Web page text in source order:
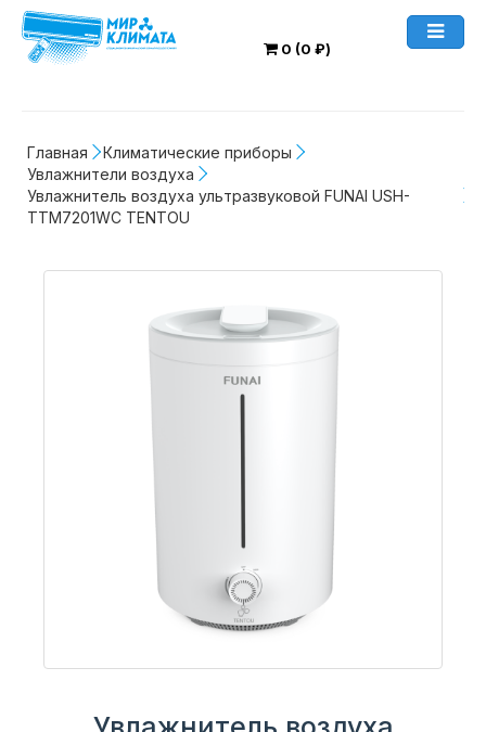
0 (0 ₽)
Главная
Климатические приборы
Увлажнители воздуха
Увлажнитель воздуха ультразвуковой FUNAI USH-
TTM7201WC TENTOU